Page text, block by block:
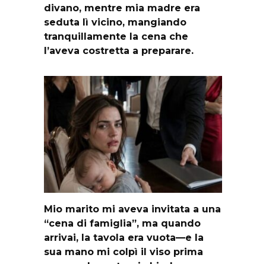
divano, mentre mia madre era
seduta lì vicino, mangiando
tranquillamente la cena che
l’aveva costretta a preparare.
Mio marito mi aveva invitata a una
“cena di famiglia”, ma quando
arrivai, la tavola era vuota—e la
sua mano mi colpì il viso prima